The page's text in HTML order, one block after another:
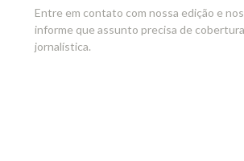
Entre em contato com nossa edição e nos
informe que assunto precisa de cobertura
jornalística.